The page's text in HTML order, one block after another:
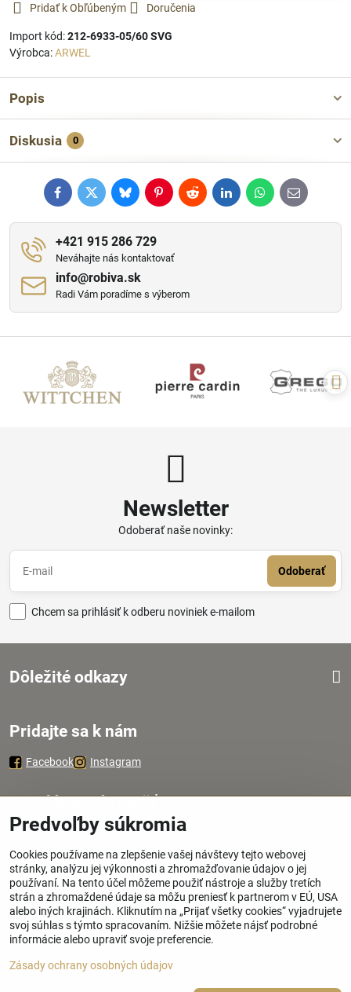
Pridať k Obľúbeným Doručenia
Import kód:212-6933-05/60 SVG
Výrobca:ARWEL
Popis
Diskusia 0
FacebookTwitterBlueskyPinterestRedditLinkedInWhatsApp
E-
mail
+421 915 286 729
Neváhajte nás kontaktovať
info​@robiva​.sk
Radi Vám poradíme s výberom
Newsletter
Odoberať naše novinky:
Odoberať
Chcem sa prihlásiť k odberu noviniek e-mailom
Dôležité odkazy
Pridajte sa k nám
Facebook Instagram
Zavoláme Vám späť
Odoslať
Predvoľby súkromia
Cookies používame na zlepšenie vašej návštevy tejto webovej
stránky, analýzu jej výkonnosti a zhromažďovanie údajov o jej
používaní. Na tento účel môžeme použiť nástroje a služby tretích
strán a zhromaždené údaje sa môžu preniesť k partnerom v EÚ, USA
alebo iných krajinách. Kliknutím na „Prijať všetky cookies“ vyjadrujete
svoj súhlas s týmto spracovaním. Nižšie môžete nájsť podrobné
informácie alebo upraviť svoje preferencie.
Zásady ochrany osobných údajov